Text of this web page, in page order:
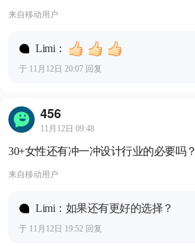
来自移动用户
Limi：
于 11月12日 20:07 回复
456
11月12日 09:48
30+女性还有冲一冲设计行业的必要吗？
来自移动用户
Limi：如果还有更好的选择？
于 11月12日 19:52 回复